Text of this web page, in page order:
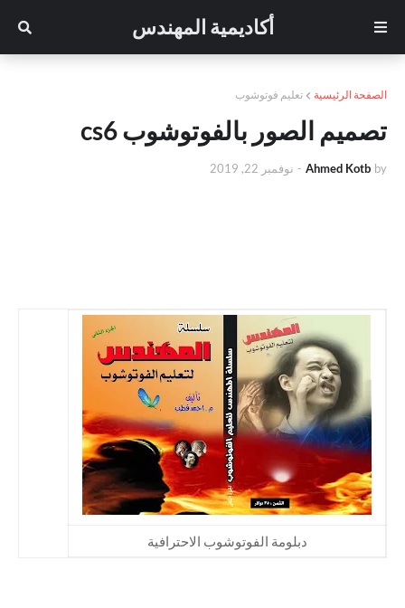
أكاديمية المهندس
الصفحة الرئيسية تعليم فوتوشوب
تصميم الصور بالفوتوشوب cs6
by
Ahmed Kotb
- نوفمبر 22, 2019
دبلومة الفوتوشوب الاحترافية